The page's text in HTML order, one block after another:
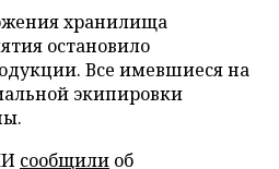
хранилища
остановило
Все имевшиеся на
экипировки
сообщили об